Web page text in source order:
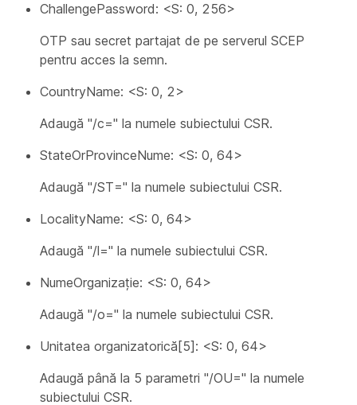
ChallengePassword: <S: 0, 256>
OTP sau secret partajat de pe serverul SCEP
pentru acces la semn.
CountryName: <S: 0, 2>
Adaugă "/c=" la numele subiectului CSR.
StateOrProvinceNume: <S: 0, 64>
Adaugă "/ST=" la numele subiectului CSR.
LocalityName: <S: 0, 64>
Adaugă "/l=" la numele subiectului CSR.
NumeOrganizație: <S: 0, 64>
Adaugă "/o=" la numele subiectului CSR.
Unitatea organizatorică[5]: <S: 0, 64>
Adaugă până la 5 parametri "/OU=" la numele
subiectului CSR.